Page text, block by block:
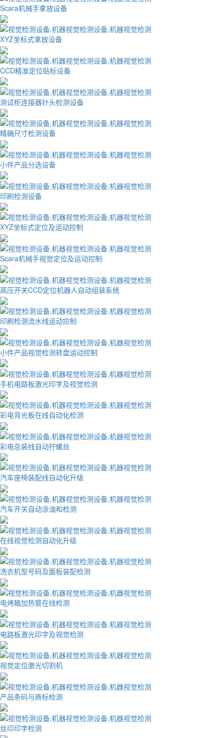
Scara机械手拿放设备
XYZ坐标式拿放设备
CCD精准定位贴标设备
测试柜连接器针头检测设备
精确尺寸检测设备
小件产品分选设备
印刷检测设备
XYZ坐标式定位及运动控制
Scara机械手视觉定位及运动控制
高压开关CCD定位机器人自动组装系统
印刷检测流水线运动控制
小件产品视觉检测转盘运动控制
手机电路板激光印字及视觉检测
彩电背光板在线自动化检测
彩电总装线自动拧螺丝
汽车座椅装配线自动化升级
汽车开关自动涂油和检测
在线视觉检测自动化升级
洗衣机型号码及面板装配检测
电烤箱加热管在线检测
电路板激光印字及视觉检测
视觉定位激光切割机
产品条码与商标检测
丝印印字检测